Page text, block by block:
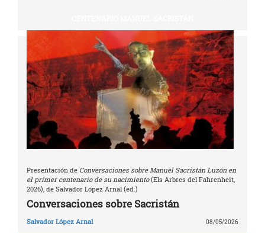
Presentación de Conversaciones sobre Manuel Sacristán Luzón en
el primer centenario de su nacimiento(Els Arbres del Fahrenheit,
2026), de Salvador López Arnal (ed.)
Conversaciones sobre Sacristán
Salvador López Arnal 08/05/2026